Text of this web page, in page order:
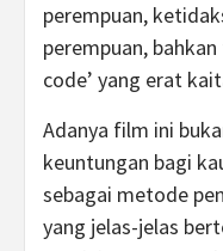
perempuan,
perempuan,
code’ yang erat
Adanya film ini
keuntungan bagi
sebagai metode
yang jelas-jelas